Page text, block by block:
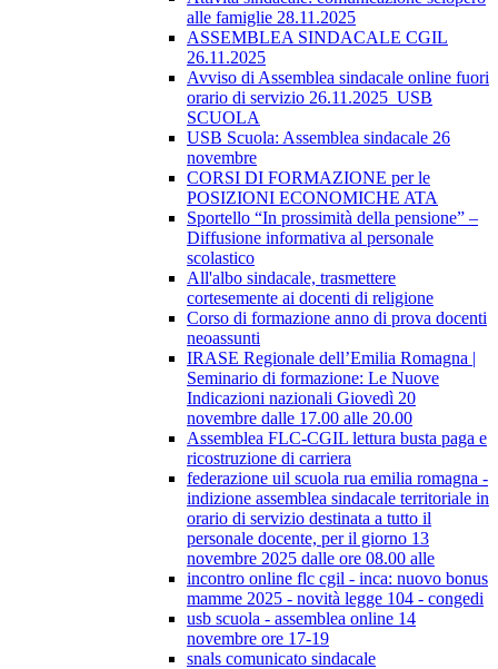
alle famiglie 28.11.2025
ASSEMBLEA SINDACALE CGIL
26.11.2025
Avviso di Assemblea sindacale online fuori
orario di servizio 26.11.2025_USB
SCUOLA
USB Scuola: Assemblea sindacale 26
novembre
CORSI DI FORMAZIONE per le
POSIZIONI ECONOMICHE ATA
Sportello “In prossimità della pensione” –
Diffusione informativa al personale
scolastico
All'albo sindacale, trasmettere
cortesemente ai docenti di religione
Corso di formazione anno di prova docenti
neoassunti
IRASE Regionale dell’Emilia Romagna |
Seminario di formazione: Le Nuove
Indicazioni nazionali Giovedì 20
novembre dalle 17.00 alle 20.00
Assemblea FLC-CGIL lettura busta paga e
ricostruzione di carriera
federazione uil scuola rua emilia romagna -
indizione assemblea sindacale territoriale in
orario di servizio destinata a tutto il
personale docente, per il giorno 13
novembre 2025 dalle ore 08.00 alle
incontro online flc cgil - inca: nuovo bonus
mamme 2025 - novità legge 104 - congedi
usb scuola - assemblea online 14
novembre ore 17-19
snals comunicato sindacale